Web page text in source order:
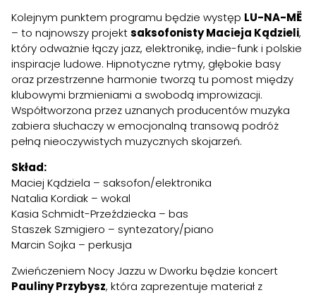
Kolejnym punktem programu będzie występ LU-NA-MË
– to najnowszy projektsaksofonisty Macieja Kądzieli,
który odważnie łączy jazz, elektronikę, indie-funk i polskie
inspiracje ludowe. Hipnotyczne rytmy, głębokie basy
oraz przestrzenne harmonie tworzą tu pomost między
klubowymi brzmieniami a swobodą improwizacji.
Współtworzona przez uznanych producentów muzyka
zabiera słuchaczy w emocjonalną transową podróż
pełną nieoczywistych muzycznych skojarzeń.
Skład:
Maciej Kądziela – saksofon/elektronika
Natalia Kordiak – wokal
Kasia Schmidt-Przeździecka – bas
Staszek Szmigiero – syntezatory/piano
Marcin Sojka – perkusja
Zwieńczeniem Nocy Jazzu w Dworku będzie koncert
Pauliny Przybysz, która zaprezentuje materiał z